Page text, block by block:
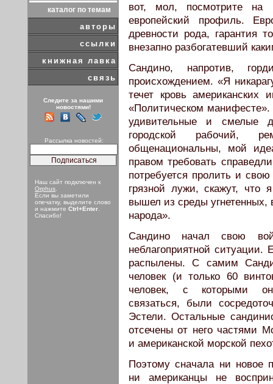
каталог по темам
авторы
ссылки
книжная лавка
связь
Следите за нашими
новостями!
Рассылка новостей:
Наш сайт подключен к
Orphus
Если вы заметили
опечатку, выделите слово
и нажмите Ctrl+Enter
Спасибо!
вот, мол, посмотрите на
европейский профиль.
древности рода, гарантия
внезапно разбогатевший
Сандино, напротив,
происхождением. «Я
течет кровь
«Политическом
удивительные и смелые
городской рабочий,
общенациональны, мой
правом требовать
потребуется пролить и
грязной лужи, скажут,
вышел из среды
народа».
Сандино начал свою
неблагоприятной ситуации.
распылены. С самим
человек (и только 60
человек, с которыми
связаться, были
Эстели. Остальные
отсечены от него частями
и американской морской
Поэтому сначала ни новое
ни американцы не